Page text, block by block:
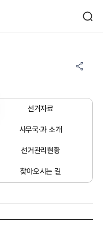
선거자료
사무국·과 소개
선거관리현황
찾아오시는 길